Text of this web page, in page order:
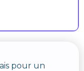
pour un